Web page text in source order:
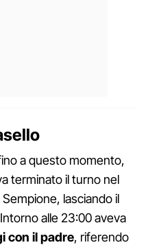
a questo momento,
terminato il turno nel
lasciando il
alle 23:00 aveva
con il padre, riferendo